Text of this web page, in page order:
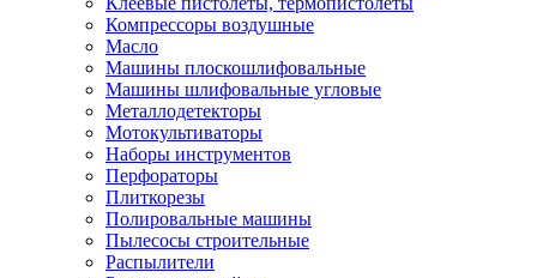
Компрессоры воздушные
Масло
Машины плоскошлифовальные
Машины шлифовальные угловые
Металлодетекторы
Мотокультиваторы
Наборы инструментов
Перфораторы
Плиткорезы
Полировальные машины
Пылесосы строительные
Распылители